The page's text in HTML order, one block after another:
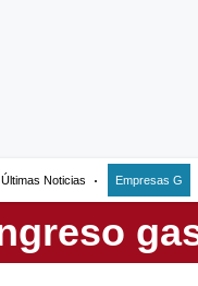
Últimas Noticias Empresas G